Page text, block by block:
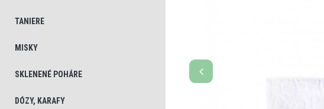
TANIERE
MISKY
SKLENENÉ POHÁRE
DÓZY, KARAFY